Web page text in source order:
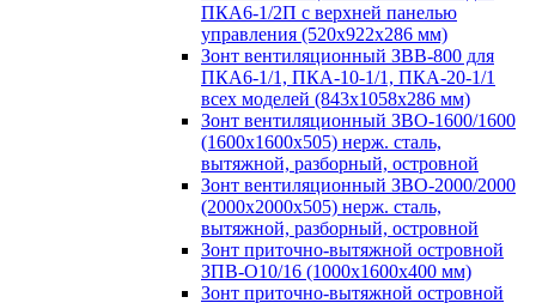
ПКА6-1/2П с верхней панелью
управления (520х922х286 мм)
Зонт вентиляционный ЗВВ-800 для
ПКА6-1/1, ПКА-10-1/1, ПКА-20-1/1
всех моделей (843х1058х286 мм)
Зонт вентиляционный ЗВО-1600/1600
(1600х1600х505) нерж. сталь,
вытяжной, разборный, островной
Зонт вентиляционный ЗВО-2000/2000
(2000х2000х505) нерж. сталь,
вытяжной, разборный, островной
Зонт приточно-вытяжной островной
ЗПВ-О10/16 (1000х1600х400 мм)
Зонт приточно-вытяжной островной